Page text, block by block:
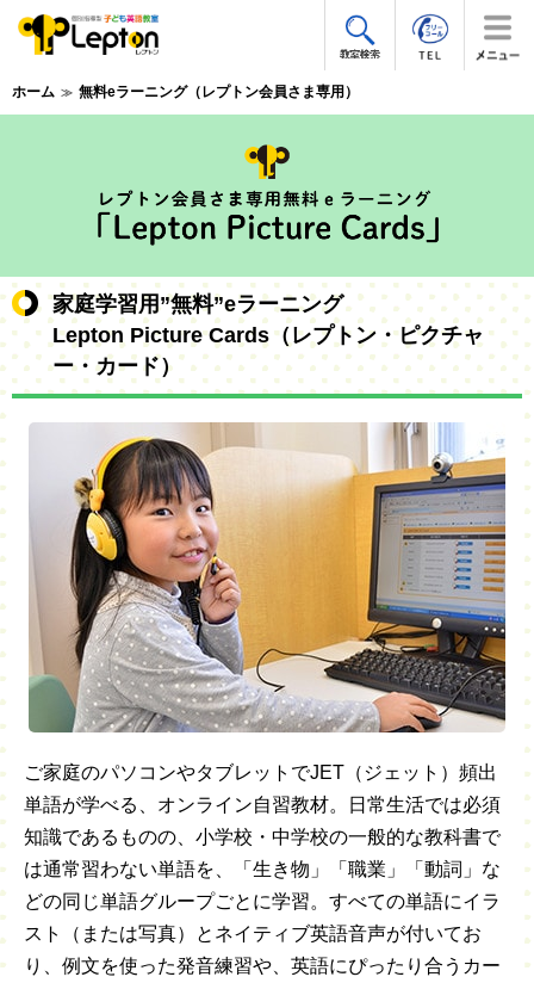
ホーム 無料eラーニング（レプトン会員さま専用）
家庭学習用”無料”eラーニング
Lepton Picture Cards（レプトン・ピクチャ
ー・カード）
ご家庭のパソコンやタブレットでJET（ジェット）頻出
単語が学べる、オンライン自習教材。日常生活では必須
知識であるものの、小学校・中学校の一般的な教科書で
は通常習わない単語を、「生き物」「職業」「動詞」な
どの同じ単語グループごとに学習。すべての単語にイラ
スト（または写真）とネイティブ英語音声が付いてお
り、例文を使った発音練習や、英語にぴったり合うカー